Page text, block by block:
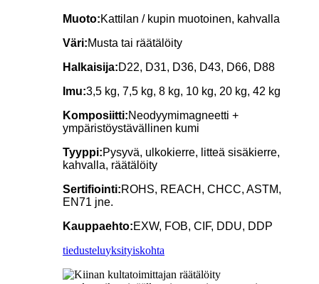
Muoto:Kattilan / kupin muotoinen, kahvalla
Väri:Musta tai räätälöity
Halkaisija:D22, D31, D36, D43, D66, D88
Imu:3,5 kg, 7,5 kg, 8 kg, 10 kg, 20 kg, 42 kg
Komposiitti:Neodyymimagneetti +
ympäristöystävällinen kumi
Tyyppi:Pysyvä, ulkokierre, litteä sisäkierre,
kahvalla, räätälöity
Sertifiointi:ROHS, REACH, CHCC, ASTM,
EN71 jne.
Kauppaehto:EXW, FOB, CIF, DDU, DDP
tiedusteluyksityiskohta